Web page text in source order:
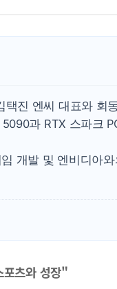
신길동 신
용산공원
[AI 부동
'찜통더위'
후티 반군
42.5도 역
택진 엔씨 대표와 회
과 RTX 스파크
개발 및 엔비디아
포츠와 성장"